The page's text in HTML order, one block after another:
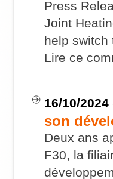
Press
Joint
help switch
Lire ce
16/10/2024
son
Deux ans
F30, la